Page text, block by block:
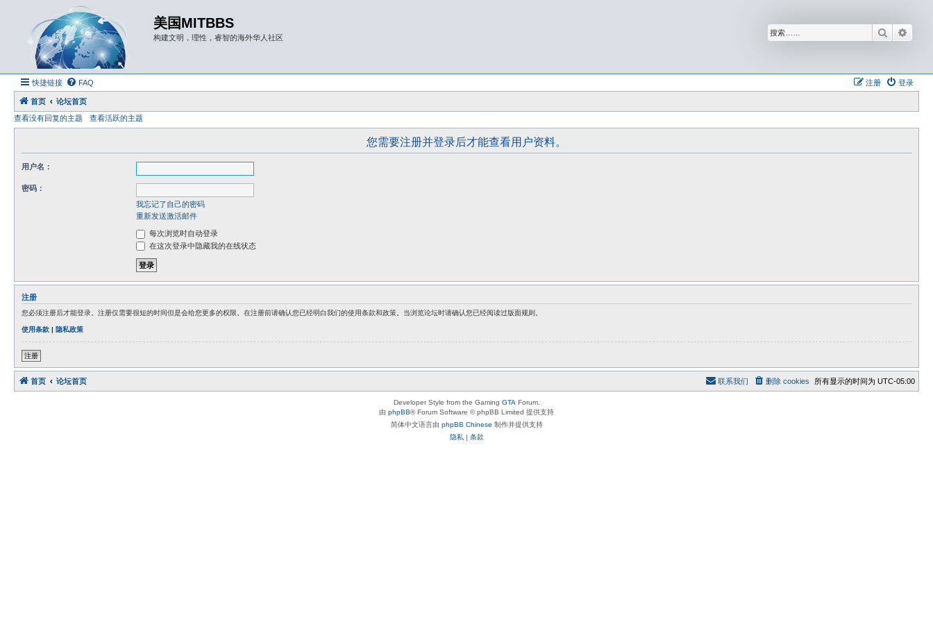
美国MITBBS
构建文明，理性，睿智的海外华人社区 搜索
快捷链接 FAQ 登录
注册
首页
论坛首页
查看没有回复的主题
查看活跃的主题
您需要注册并登录后才能查看用户资料。
用户名：
密码：
我忘记了自己的密码
重新发送激活邮件
每次浏览时自动登录
在这次登录中隐藏我的在线状态
注册
您必须注册后才能登录。注册仅需要很短的时间但是会给您更多的权限。在注册前请确认您已经明白我们的使用条款和政策。当浏览论坛时请确认您已经阅读过版面规则。
使用条款 | 隐私政策
注册
首页 论坛首页 所有显示的时间为 UTC-05:00
删除 cookies
联系我们
Developer Style from the Gaming GTA Forum.
由 phpBB® Forum Software © phpBB Limited 提供支持
简体中文语言由 phpBB Chinese 制作并提供支持
隐私 | 条款